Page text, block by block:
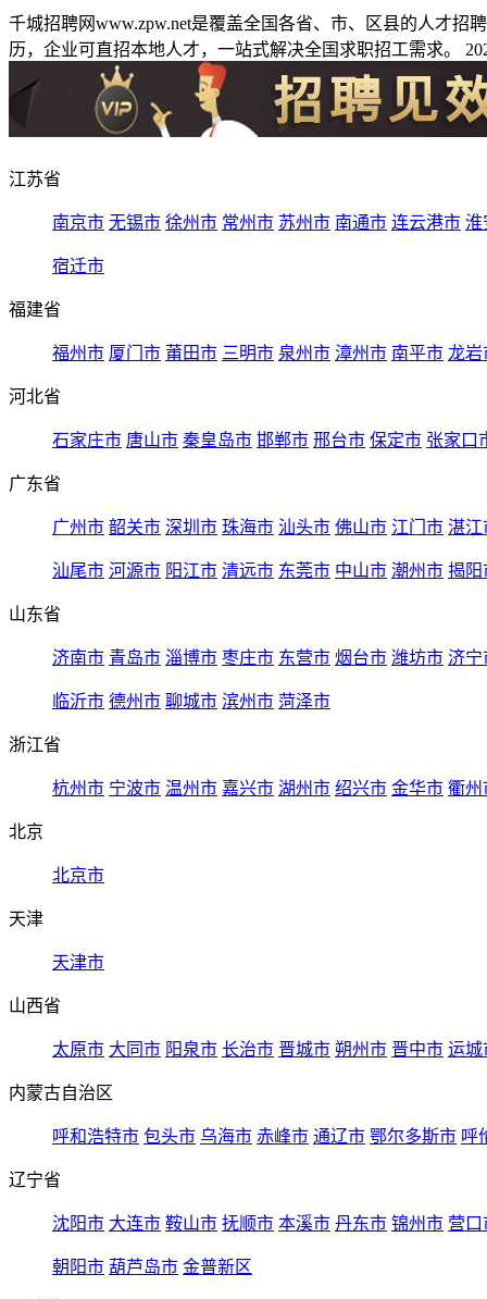
千城招聘网www.zpw.net是覆盖全国各省、市、区县的人才
历，企业可直招本地人才，一站式解决全国求职招工需求。
江苏省
南京市 无锡市 徐州市 常州市 苏州市 南通市 连云港市 淮
宿迁市
福建省
福州市 厦门市 莆田市 三明市 泉州市 漳州市 南平市 龙岩
河北省
石家庄市 唐山市 秦皇岛市 邯郸市 邢台市 保定市 张家口
广东省
广州市 韶关市 深圳市 珠海市 汕头市 佛山市 江门市 湛江
汕尾市 河源市 阳江市 清远市 东莞市 中山市 潮州市 揭阳
山东省
济南市 青岛市 淄博市 枣庄市 东营市 烟台市 潍坊市 济宁
临沂市 德州市 聊城市 滨州市 菏泽市
浙江省
杭州市 宁波市 温州市 嘉兴市 湖州市 绍兴市 金华市 衢州
北京
北京市
天津
天津市
山西省
太原市 大同市 阳泉市 长治市 晋城市 朔州市 晋中市 运城
内蒙古自治区
呼和浩特市 包头市 乌海市 赤峰市 通辽市 鄂尔多斯市 呼
辽宁省
沈阳市 大连市 鞍山市 抚顺市 本溪市 丹东市 锦州市 营口
朝阳市 葫芦岛市 金普新区